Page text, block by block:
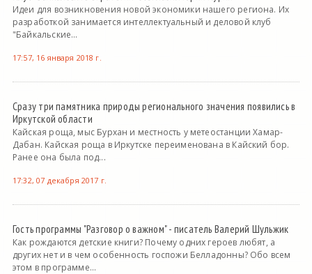
Идеи для возникновения новой экономики нашего региона. Их
разработкой занимается интеллектуальный и деловой клуб
"Байкальские...
17:57, 16 января 2018 г.
Сразу три памятника природы регионального значения появились в
Иркутской области
Кайская роща, мыс Бурхан и местность у метеостанции Хамар-
Дабан. Кайская роща в Иркутске переименована в Кайский бор.
Ранее она была под...
17:32, 07 декабря 2017 г.
Гость программы "Разговор о важном" - писатель Валерий Шульжик
Как рождаются детские книги? Почему одних героев любят, а
других нет и в чем особенность госпожи Белладонны? Обо всем
этом в программе...